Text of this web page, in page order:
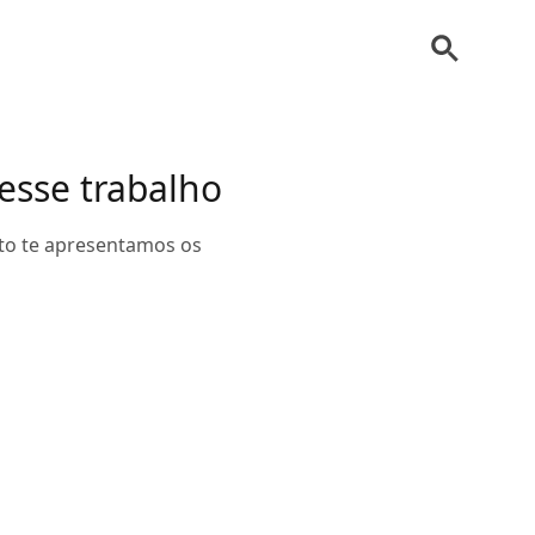
trabalho
te apresentamos os